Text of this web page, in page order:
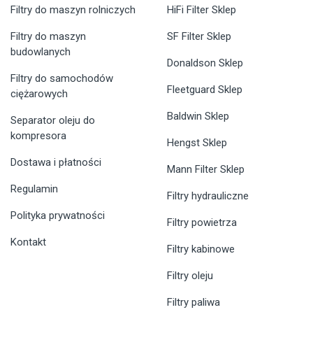
Filtry do maszyn rolniczych
Filtry do maszyn
budowlanych
Filtry do samochodów
ciężarowych
Separator oleju do
kompresora
Dostawa i płatności
Regulamin
Polityka prywatności
Kontakt
HiFi Filter Sklep
SF Filter Sklep
Donaldson Sklep
Fleetguard Sklep
Baldwin Sklep
Hengst Sklep
Mann Filter Sklep
Filtry hydrauliczne
Filtry powietrza
Filtry kabinowe
Filtry oleju
Filtry paliwa